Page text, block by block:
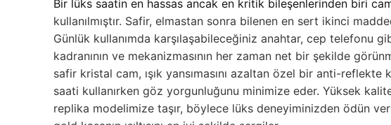
Bir lüks saatin en hassas ancak en kritik bileşenlerinden biri
kullanılmıştır. Safir, elmastan sonra bilenen en sert ikinci
Günlük kullanımda karşılaşabileceğiniz anahtar, cep telefonu
kadranının ve mekanizmasının her zaman net bir şekilde
safir kristal cam, ışık yansımasını azaltan özel bir anti-
saati kullanırken göz yorgunluğunu minimize eder. Yüksek
replika modelimize taşır, böylece lüks deneyiminizden ödün